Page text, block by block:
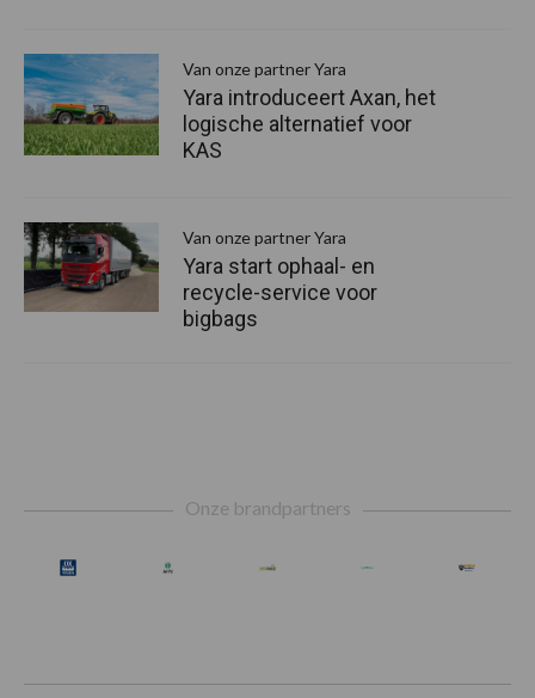
Van onze partner Yara
Yara introduceert Axan, het
logische alternatief voor
KAS
Van onze partner Yara
Yara start ophaal- en
recycle-service voor
bigbags
Onze brandpartners